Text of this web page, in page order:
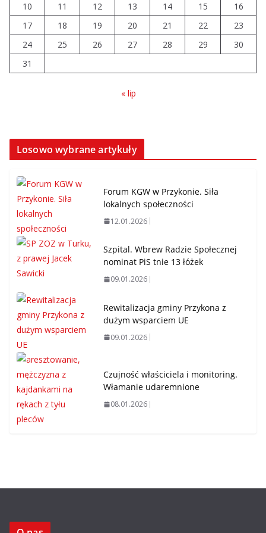
10
11 12 13 14 15
16
17
18 19 20 21 22
23
24
25 26 27 28 29
30
31
« lip
Losowo wybrane artykuły
Forum KGW w Przykonie. Siła
lokalnych społeczności
12.01.2026
Szpital. Wbrew Radzie Społecznej
nominat PiS tnie 13 łóżek
09.01.2026
Rewitalizacja gminy Przykona z
dużym wsparciem UE
09.01.2026
Czujność właściciela i monitoring.
Włamanie udaremnione
08.01.2026